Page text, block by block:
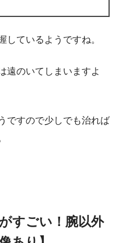
しているようですね。
遠のいてしまいますよ
ですので少しでも治れば
すごい！腕以外